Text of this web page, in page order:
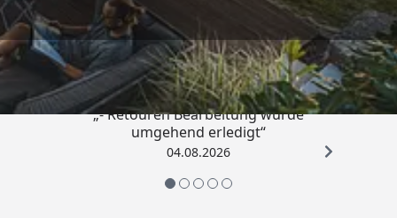
Trusted Shops
4,81/ 5
„- Retouren Bearbeitung wurde
umgehend erledigt“
04.08.2026